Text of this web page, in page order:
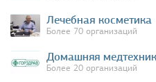
Лечебная косметика
Более 70 организаций
Домашняя
Более 20 организаций